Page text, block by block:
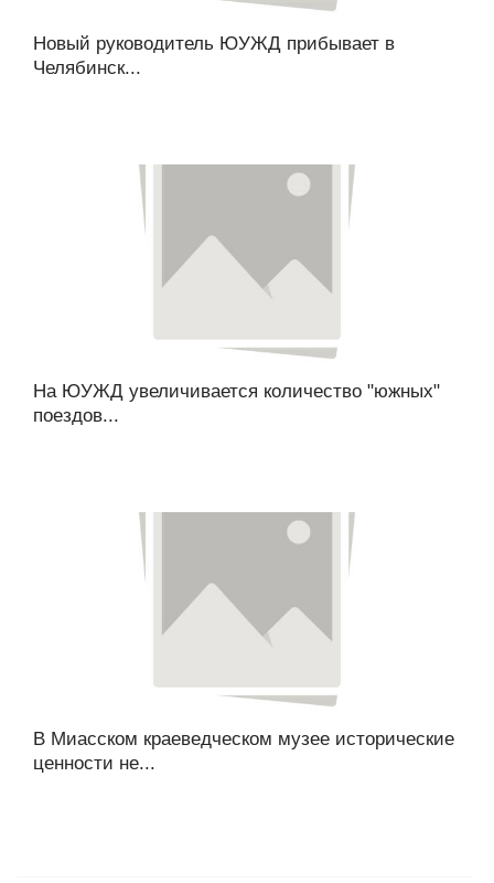
Новый руководитель ЮУЖД прибывает в
Челябинск...
На ЮУЖД увеличивается количество "южных"
поездов...
В Миасском краеведческом музее исторические
ценности не...